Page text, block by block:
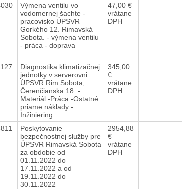
Výmena ventilu vo
vodomernej šachte -
pracovisko ÚPSVR
Gorkého 12. Rimavská
Sobota. - výmena ventilu
- práca - doprava
47,00 €
vrátane
DPH
Diagnostika klimatizačnej
jednotky v serverovni
ÚPSVR Rim.Sobota,
Čerenčianska 18. -
Materiál -Práca -Ostatné
priame náklady -
Inžiniering
345,00
€
vrátane
DPH
Poskytovanie
bezpečnostnej služby pre
ÚPSVR Rimavská Sobota
za obdobie od
01.11.2022 do
17.11.2022 a od
19.11.2022 do
30.11.2022
2954,88
€
vrátane
DPH